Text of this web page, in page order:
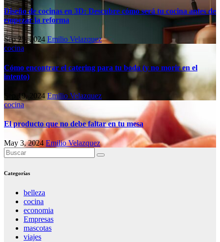
Diseño de cocinas en 3D: Descubre cómo será tu cocina antes de
empezar la reforma
Sep 25, 2024 Emilio Velazquez
cocina
Cómo encontrar el catering para tu boda (y no morir en el
intento)
Sep 19, 2024Emilio Velazquez
cocina
El producto que no debe faltar en tu mesa
May 3, 2024 Emilio Velazquez
Categorías
belleza
cocina
economia
Empresas
mascotas
viajes